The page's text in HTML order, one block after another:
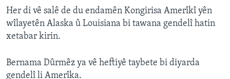
here
Lêgerînê
HEVPEYVÎN
SÛRÎYE
ÎRAQ
ÎRAN
ROJHILATA NAVÎN
Her di vê salê de du endamên Kongirisa Amerîkî yên
wîlayetên Alaska û Louisiana bi tawana gendelî hatin
xetabar kirin.
Bernama Dûrmêz ya vê heftiyê taybete bi diyarda
gendelî li Amerîka.